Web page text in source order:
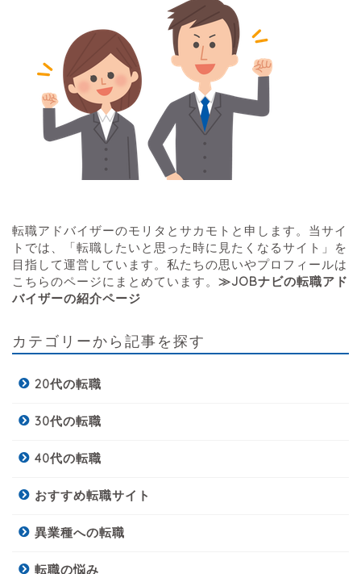
転職アドバイザーのモリタとサカモトと申します。当サイ
トでは、「転職したいと思った時に見たくなるサイト」を
目指して運営しています。私たちの思いやプロフィールは
こちらのページにまとめています。 ≫JOBナビの転職アド
バイザーの紹介ページ
カテゴリーから記事を探す
20代の転職
30代の転職
40代の転職
おすすめ転職サイト
異業種への転職
転職の悩み